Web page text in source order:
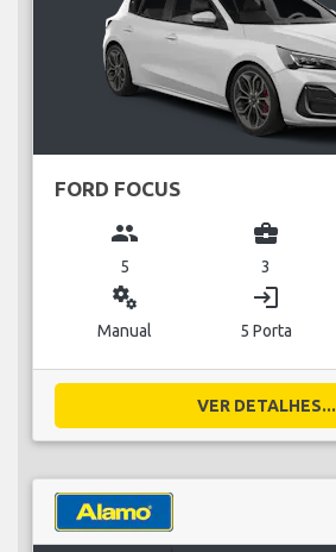
FORD FOCUS
group
5
business_center
3
miscellaneous_services
Manual
login
5 Porta
VER DETALHES...